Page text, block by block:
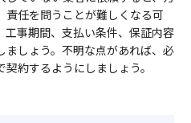
任を問うことが難しくなる可
事期間、支払い条件、保証内容
しょう。不明な点があれば、必
約するようにしましょう。